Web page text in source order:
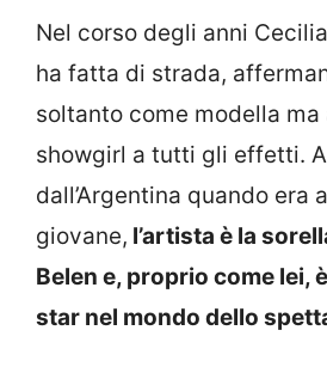
Nel corso degli anni
ha fatta di strada,
soltanto come modella ma
showgirl a tutti gli effetti.
dall’Argentina quando era
giovane, l’artista è la
Belen e, proprio come lei,
star nel mondo dello